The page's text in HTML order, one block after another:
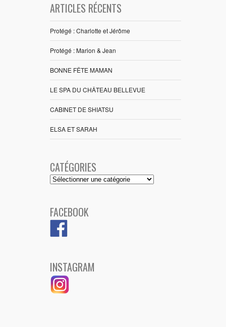
ARTICLES RÉCENTS
Protégé : Charlotte et Jérôme
Protégé : Marion & Jean
BONNE FÊTE MAMAN
LE SPA DU CHÂTEAU BELLEVUE
CABINET DE SHIATSU
ELSA ET SARAH
CATÉGORIES
Catégories
FACEBOOK
INSTAGRAM